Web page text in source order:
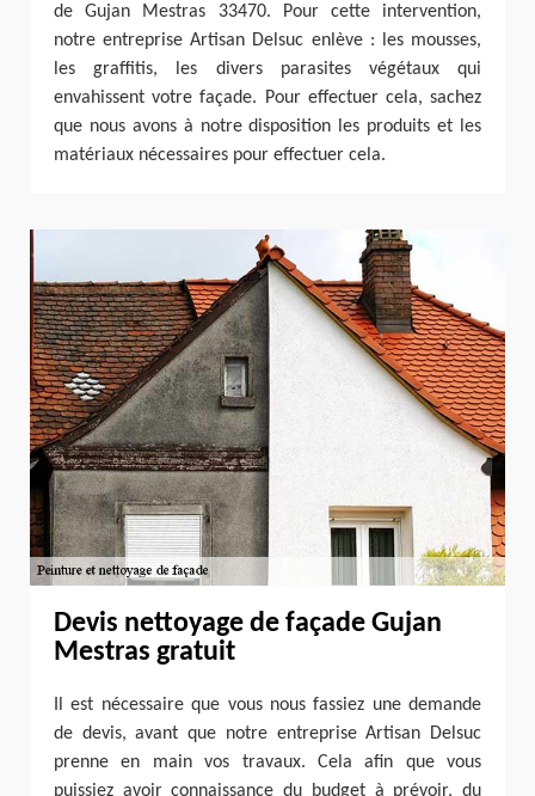
de Gujan Mestras 33470. Pour cette intervention,
notre entreprise Artisan Delsuc enlève : les mousses,
les graffitis, les divers parasites végétaux qui
envahissent votre façade. Pour effectuer cela, sachez
que nous avons à notre disposition les produits et les
matériaux nécessaires pour effectuer cela.
Devis nettoyage de façade Gujan
Mestras gratuit
Il est nécessaire que vous nous fassiez une demande
de devis, avant que notre entreprise Artisan Delsuc
prenne en main vos travaux. Cela afin que vous
puissiez avoir connaissance du budget à prévoir, du